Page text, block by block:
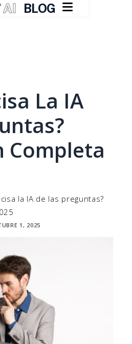
AI BLOG 
La IA
Completa
la IA de las preguntas?
1, 2025